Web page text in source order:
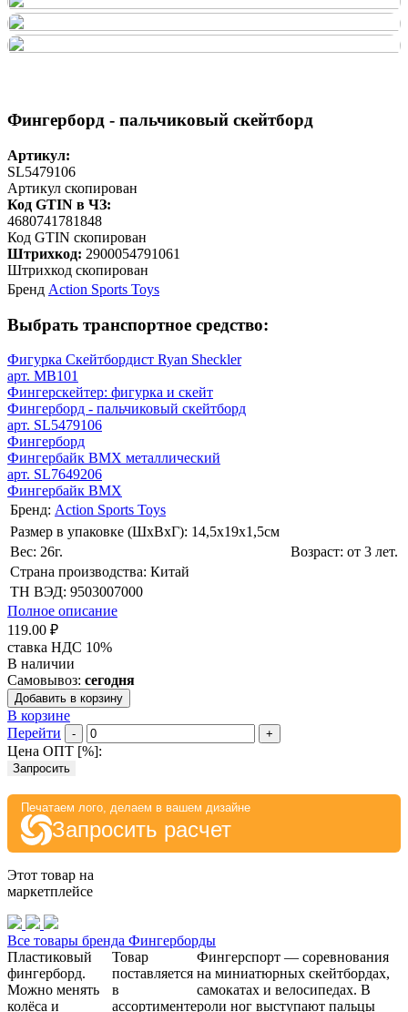
Фингерборд - пальчиковый скейтборд
Артикул:
SL5479106
Артикул скопирован
Код GTIN в ЧЗ:
4680741781848
Код GTIN скопирован
Штрихкод: 2900054791061
Штрихкод скопирован
Бренд Action Sports Toys
Выбрать транспортное средство:
Фигурка Скейтбордист Ryan Sheckler
арт. MB101
Фингерскейтер: фигурка и скейт
Фингерборд - пальчиковый скейтборд
арт. SL5479106
Фингерборд
Фингербайк BMX металлический
арт. SL7649206
Фингербайк BMX
Бренд: Action Sports Toys
Размер в упаковке (ШхВxГ): 14,5х19х1,5cм
Вес: 26г.
Возраст: от 3 лет.
Страна производства: Китай
ТН ВЭД: 9503007000
Полное описание
119.00 ₽
ставка НДС 10%
В наличии
Самовывоз: сегодня
Добавить в корзину
В корзине
Перейти
- +
Цена ОПТ [%]:
Запросить
Печатаем лого, делаем в вашем дизайне
Запросить расчет
Этот товар на
маркетплейсе
Все товары бренда Фингерборды
Пластиковый
фингерборд.
Можно менять
колёса и
Товар
поставляется
в
ассортименте
Фингерспорт — соревнования
на миниатюрных скейтбордах,
самокатах и велосипедах. В
роли ног выступают пальцы